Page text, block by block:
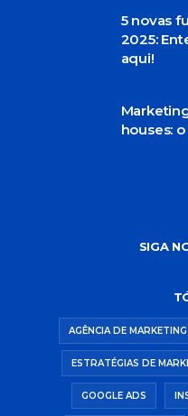
5 novas
2025:
aqui!
houses:
SIGA
AGÊNCIA DE
ESTRATÉGIAS DE
GOOGLE ADS